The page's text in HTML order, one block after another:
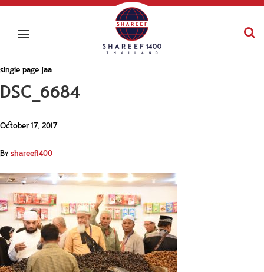
single page jaa
DSC_6684
October 17, 2017
Byshareef1400